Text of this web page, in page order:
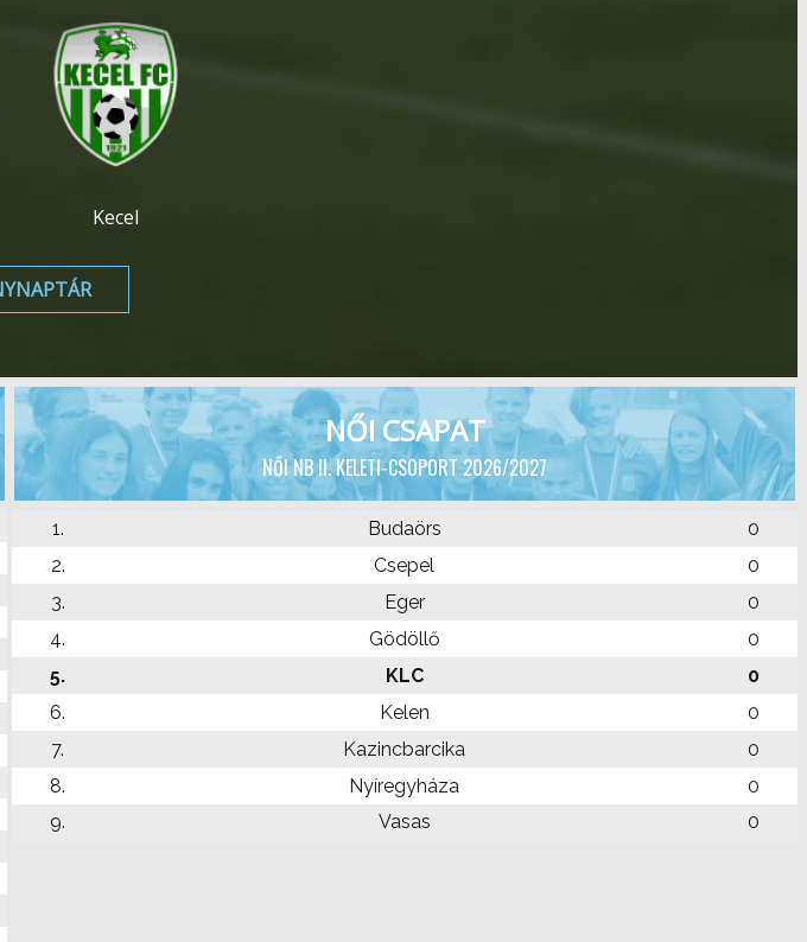
Kecel
NŐI CSAPAT
NŐI NB II. KELETI-CSOPORT 2026/2027
1. Budaörs
0
2.
Csepel
0
3.
Eger
0
4.
Gödöllő
0
5.
KLC
0
6.
Kelen
0
7.
Kazincbarcika
0
8.
Nyíregyháza
0
9.
Vasas 0